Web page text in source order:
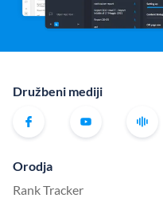
Družbeni mediji
Orodja
Rank Tracker